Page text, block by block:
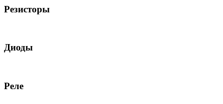
Резисторы
Диоды
Реле